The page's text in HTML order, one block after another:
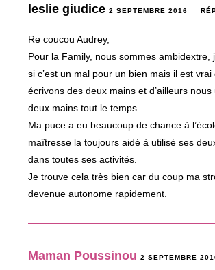
leslie giudice2 SEPTEMBRE 2016
Re coucou Audrey,
Pour la Family, nous sommes ambidextre,
si c’est un mal pour un bien mais il est vrai
écrivons des deux mains et d’ailleurs
deux mains tout le temps.
Ma puce a eu beaucoup de chance à
maîtresse la toujours aidé à utilisé ses
dans toutes ses activités.
Je trouve cela très bien car du coup ma
devenue autonome rapidement.
Maman Poussinou 2 SEPTEMBRE